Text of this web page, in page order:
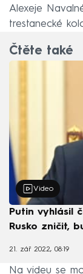
Alexeje
trestanecké
Čtěte také
Video
Putin vyhlásil
Rusko zničit,
21. zář 2022, 08:19
Na videu se